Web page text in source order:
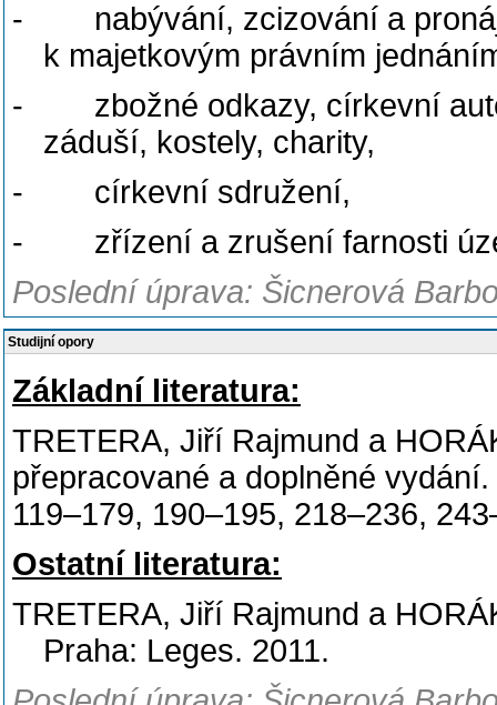
-
nabývání, zcizování a
k majetkovým právním
-
zbožné odkazy, církevní
záduší, kostely, charity,
-
církevní sdružení,
-
zřízení a zrušení farnosti
Poslední úprava: Šicnerová
Studijní opory
Základní literatura:
TRETERA, Jiří Rajmund a
přepracované a doplněné
119–179, 190–195, 218–236,
Ostatní literatura:
TRETERA, Jiří Rajmund a
Praha: Leges. 2011.